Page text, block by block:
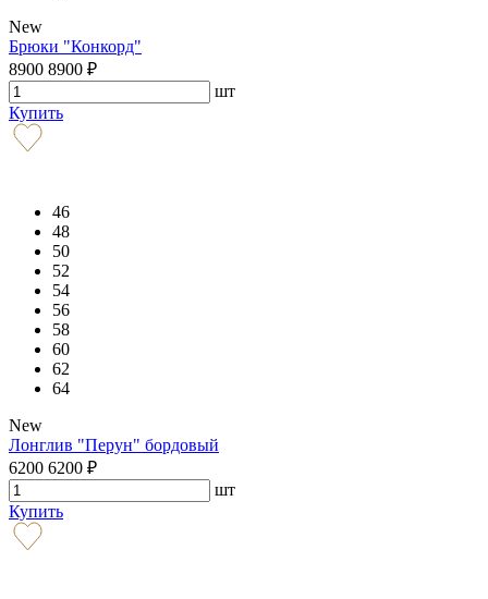
New
Брюки "Конкорд"
8900 8900 ₽
шт
Купить
46
48
50
52
54
56
58
60
62
64
New
Лонглив "Перун" бордовый
6200 6200 ₽
шт
Купить